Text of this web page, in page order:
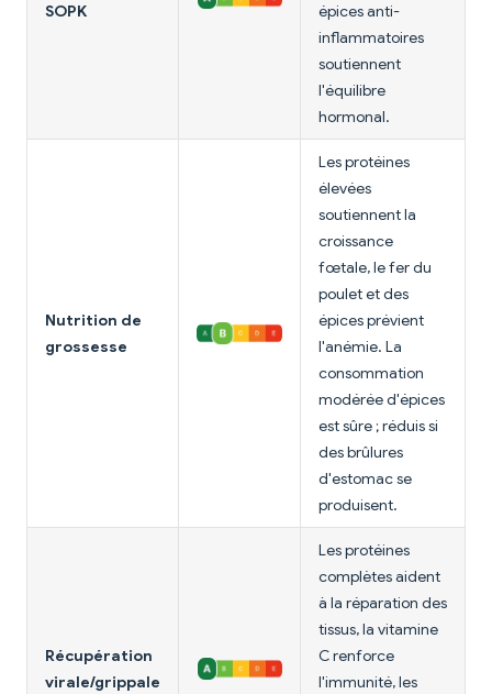
SOPK
épices anti-
inflammatoires
soutiennent
l'équilibre
hormonal.
Nutrition de
grossesse
Les protéines
élevées
soutiennent la
croissance
fœtale, le fer du
poulet et des
épices prévient
l'anémie. La
consommation
modérée d'épices
est sûre ; réduis si
des brûlures
d'estomac se
produisent.
Récupération
virale/grippale
Les protéines
complètes aident
à la réparation des
tissus, la vitamine
C renforce
l'immunité, les